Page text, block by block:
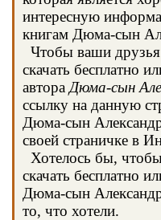
интересную
книгам Дюма-сын
Чтобы ваши
скачать бесплатно
автора Дюма-сын
ссылку на данную
Дюма-сын
своей страничке в
Хотелось бы,
скачать бесплатно
Дюма-сын
то, что хотели.